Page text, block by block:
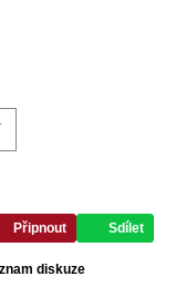
Připnout Sdílet